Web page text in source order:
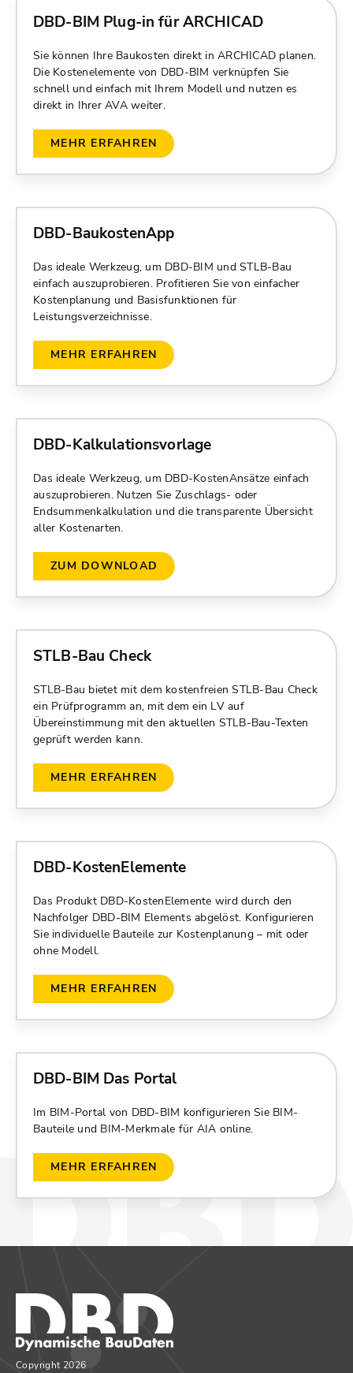
DBD-BIM Plug-in für ARCHICAD
Sie können Ihre Baukosten direkt in ARCHICAD planen.
Die Kostenelemente von DBD-BIM verknüpfen Sie
schnell und einfach mit Ihrem Modell und nutzen es
direkt in Ihrer AVA weiter.
MEHR ERFAHREN
DBD-BaukostenApp
Das ideale Werkzeug, um DBD-BIM und STLB-Bau
einfach auszuprobieren. Profitieren Sie von einfacher
Kostenplanung und Basisfunktionen für
Leistungsverzeichnisse.
MEHR ERFAHREN
DBD-Kalkulationsvorlage
Das ideale Werkzeug, um DBD-KostenAnsätze einfach
auszuprobieren. Nutzen Sie Zuschlags- oder
Endsummenkalkulation und die transparente Übersicht
aller Kostenarten.
ZUM DOWNLOAD
STLB-Bau Check
STLB-Bau bietet mit dem kostenfreien STLB-Bau Check
ein Prüfprogramm an, mit dem ein LV auf
Übereinstimmung mit den aktuellen STLB-Bau-Texten
geprüft werden kann.
MEHR ERFAHREN
DBD-KostenElemente
Das Produkt DBD-KostenElemente wird durch den
Nachfolger DBD-BIM Elements abgelöst. Konfigurieren
Sie individuelle Bauteile zur Kostenplanung – mit oder
ohne Modell.
MEHR ERFAHREN
DBD-BIM Das Portal
Im BIM-Portal von DBD-BIM konfigurieren Sie BIM-
Bauteile und BIM-Merkmale für AIA online.
MEHR ERFAHREN
Copyright 2026